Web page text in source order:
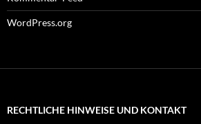
WordPress.org
RECHTLICHE HINWEISE UND KONTAKT